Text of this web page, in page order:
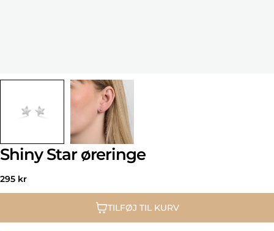
Shiny Star øreringe
Normal
pris
295 kr
TILFØJ TIL KURV